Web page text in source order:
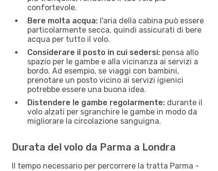
confortevole.
Bere molta acqua: l'aria della cabina può essere
particolarmente secca, quindi assicurati di bere
acqua per tutto il volo.
Considerare il posto in cui sedersi: pensa allo
spazio per le gambe e alla vicinanza ai servizi a
bordo. Ad esempio, se viaggi con bambini,
prenotare un posto vicino ai servizi igienici
potrebbe essere una buona idea.
Distendere le gambe regolarmente: durante il
volo alzati per sgranchire le gambe in modo da
migliorare la circolazione sanguigna.
Durata del volo da Parma a Londra
Il tempo necessario per percorrere la tratta Parma -